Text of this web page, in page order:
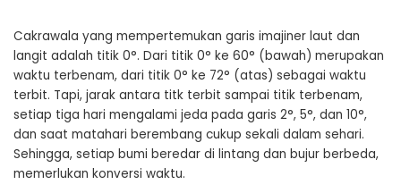
Cakrawala yang mempertemukan garis imajiner laut dan
langit adalah titik 0°. Dari titik 0° ke 60° (bawah) merupakan
waktu terbenam, dari titik 0° ke 72° (atas) sebagai waktu
terbit. Tapi, jarak antara titk terbit sampai titik terbenam,
setiap tiga hari mengalami jeda pada garis 2°, 5°, dan 10°,
dan saat matahari berembang cukup sekali dalam sehari.
Sehingga, setiap bumi beredar di lintang dan bujur berbeda,
memerlukan konversi waktu.